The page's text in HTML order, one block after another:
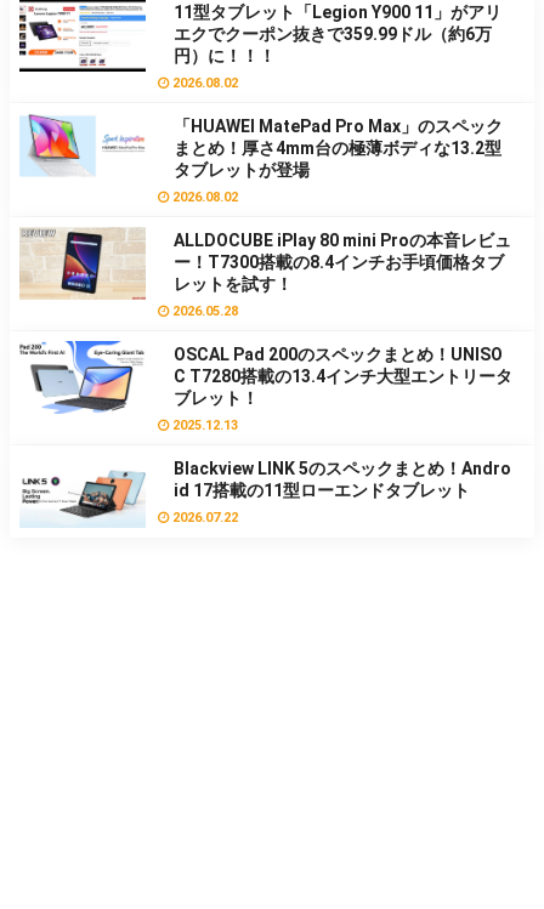
11型タブレット「Legion Y900 11」がアリ
エクでクーポン抜きで359.99ドル（約6万
円）に！！！
2026.08.02
「HUAWEI MatePad Pro Max」のスペック
まとめ！厚さ4mm台の極薄ボディな13.2型
タブレットが登場
2026.08.02
ALLDOCUBE iPlay 80 mini Proの本音レビュ
ー！T7300搭載の8.4インチお手頃価格タブ
レットを試す！
2026.05.28
OSCAL Pad 200のスペックまとめ！UNISO
C T7280搭載の13.4インチ大型エントリータ
ブレット！
2025.12.13
Blackview LINK 5のスペックまとめ！Andro
id 17搭載の11型ローエンドタブレット
2026.07.22